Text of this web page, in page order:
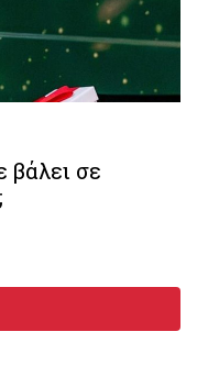
βάλει σε